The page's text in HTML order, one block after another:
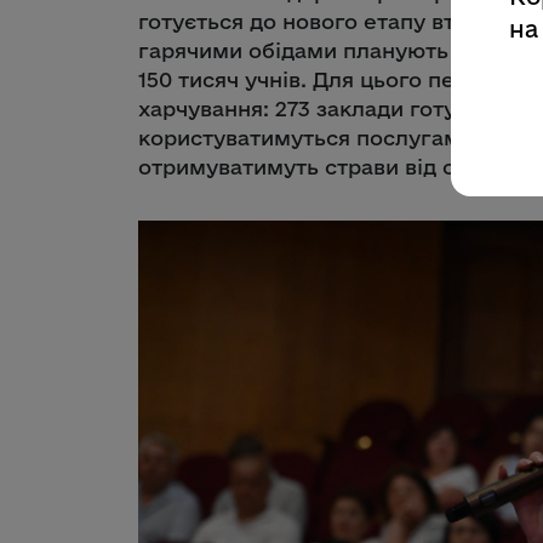
готується до нового етапу
гарячими обідами планують охопити
150 тисяч учнів. Для цього
харчування: 273 заклади
користуватимуться послугами
отримуватимуть страви від опорної